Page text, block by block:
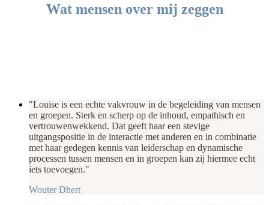
Wat mensen over mij zeggen
"Louise is een echte vakvrouw in de begeleiding van mensen
en groepen. Sterk en scherp op de inhoud, empathisch en
vertrouwenwekkend. Dat geeft haar een stevige
uitgangspositie in de interactie met anderen en in combinatie
met haar gedegen kennis van leiderschap en dynamische
processen tussen mensen en in groepen kan zij hiermee echt
iets toevoegen."
Wouter Dhert